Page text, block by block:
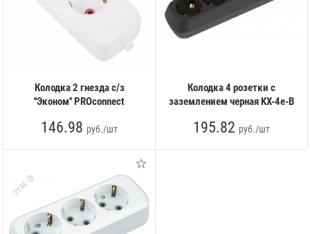
Колодка 2 гнезда с/з
''Эконом'' PROconnect
146.98 руб./шт
Колодка 4 розетки с
заземлением черная KX-4e-B
195.82 руб./шт